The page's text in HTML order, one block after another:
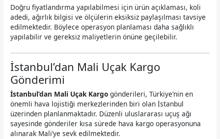
Doğru fiyatlandırma yapılabilmesi için ürün açıklaması, koli
adedi, ağırlık bilgisi ve ölçülerin eksiksiz paylaşılması tavsiye
edilmektedir. Böylece operasyon planlaması daha sağlıklı
yapılabilir ve gereksiz maliyetlerin önüne geçilebilir.
İstanbul’dan Mali Uçak Kargo
Gönderimi
İstanbul’dan Mali Uçak Kargo gönderileri, Türkiye’nin en
önemli hava lojistiği merkezlerinden biri olan İstanbul
üzerinden planlanmaktadır. Düzenli uluslararası uçuş ağı
sayesinde gönderiler kısa sürede hava kargo operasyonuna
alınarak Mali’ye sevk edilmektedir.